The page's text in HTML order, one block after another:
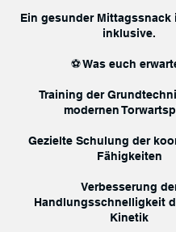
Ein gesunder Mittagssnack
inklusive.
⚽ Was euch
Training der
modernen
Gezielte Schulung der
Fähigkeiten
Verbesserung
Handlungsschnelligkeit
Kinetik